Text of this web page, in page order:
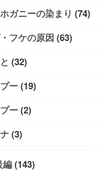
ガニーの染まり (74)
フケの原因 (63)
(32)
ー(19)
ー(2)
(3)
編(143)